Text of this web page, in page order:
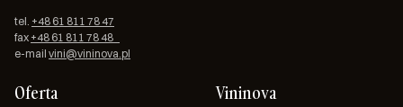
tel. +48 61 811 78 47
fax +48 61 811 78 48
e-mail vini@vininova.pl
Oferta Vininova